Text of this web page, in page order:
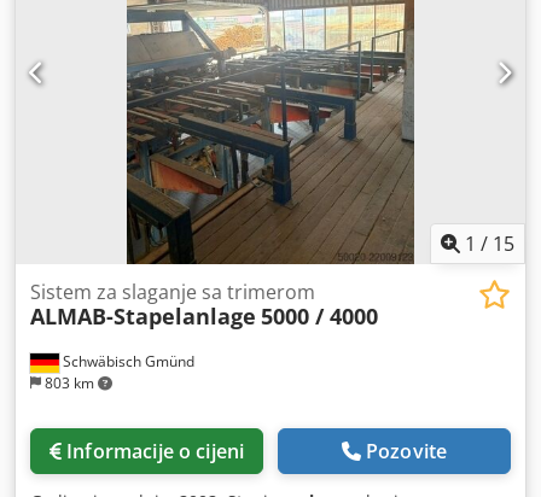
1 / 15
Schwäbisch Gmünd
803 km
Sistem za slaganje sa trimerom
ALMAB-Stapelanlage 5000 / 4000
Informacije o cijeni Pozovite